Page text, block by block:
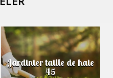
Jardinier taille de haie
45